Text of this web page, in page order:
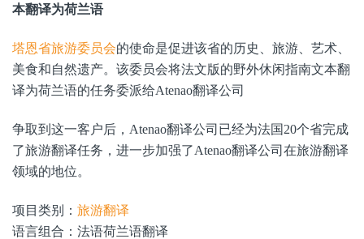
本翻译为荷兰语
塔恩省旅游委员会的使命是促进该省的历史、旅游、艺术、
美食和自然遗产。该委员会将法文版的野外休闲指南文本翻
译为荷兰语的任务委派给Atenao翻译公司
争取到这一客户后，Atenao翻译公司已经为法国20个省完成
了旅游翻译任务，进一步加强了Atenao翻译公司在旅游翻译
领域的地位。
项目类别： 旅游翻译
语言组合：法语荷兰语翻译